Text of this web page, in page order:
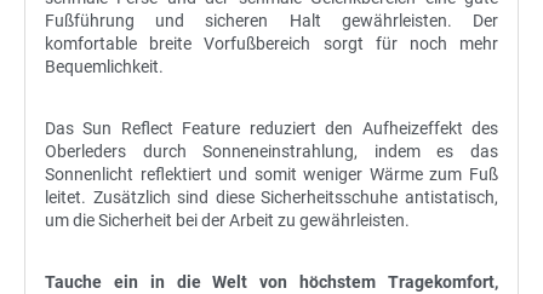
Fußführung und sicheren Halt gewährleisten. Der
komfortable breite Vorfußbereich sorgt für noch mehr
Bequemlichkeit.
Das Sun Reflect Feature reduziert den Aufheizeffekt des
Oberleders durch Sonneneinstrahlung, indem es das
Sonnenlicht reflektiert und somit weniger Wärme zum Fuß
leitet. Zusätzlich sind diese Sicherheitsschuhe antistatisch,
um die Sicherheit bei der Arbeit zu gewährleisten.
Tauche ein in die Welt von höchstem Tragekomfort,